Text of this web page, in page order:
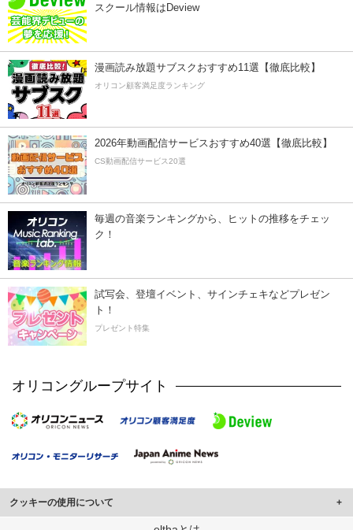
スクール情報はDeview
漫画読み放題サブスクおすすめ11選【徹底比較】
オリコン顧客満足度ランキング
2026年動画配信サービスおすすめ40選【徹底比較】
CS動画配信サービス20選
毎週の音楽ランキングから、ヒットの推移をチェッ
ク！
試写会、登壇イベント、サインチェキなどプレゼン
ト！
プレゼント特集
オリコングループサイト
クッキーの使用について